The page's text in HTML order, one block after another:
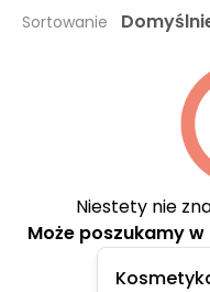
Sortowanie
Niestety nie
Może poszukamy